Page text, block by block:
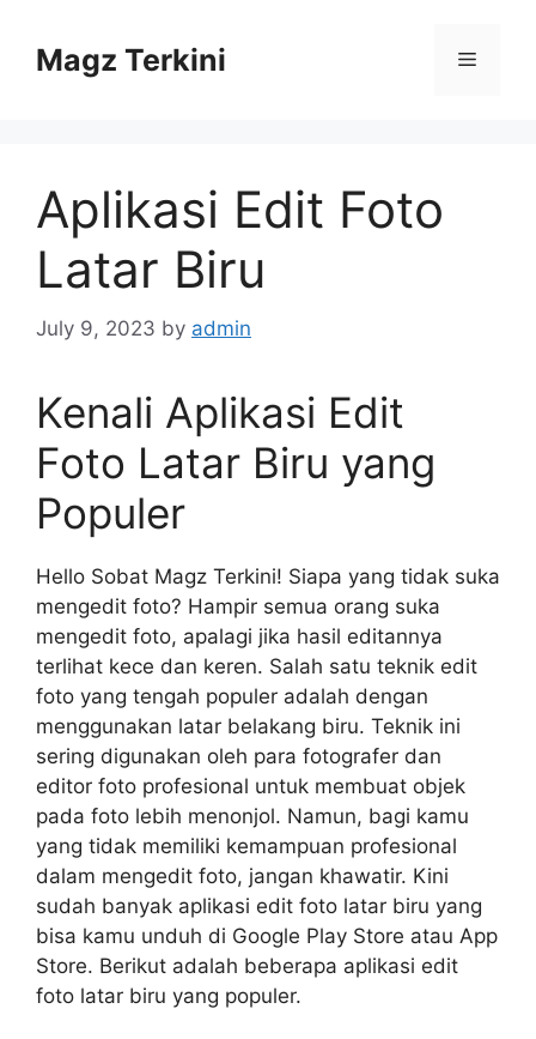
contentMagz Terkini Menu
Aplikasi Edit Foto
Latar Biru
July 9, 2023 by admin
Kenali Aplikasi Edit
Foto Latar Biru yang
Populer
Hello Sobat Magz Terkini! Siapa yang tidak suka
mengedit foto? Hampir semua orang suka
mengedit foto, apalagi jika hasil editannya
terlihat kece dan keren. Salah satu teknik edit
foto yang tengah populer adalah dengan
menggunakan latar belakang biru. Teknik ini
sering digunakan oleh para fotografer dan
editor foto profesional untuk membuat objek
pada foto lebih menonjol. Namun, bagi kamu
yang tidak memiliki kemampuan profesional
dalam mengedit foto, jangan khawatir. Kini
sudah banyak aplikasi edit foto latar biru yang
bisa kamu unduh di Google Play Store atau App
Store. Berikut adalah beberapa aplikasi edit
foto latar biru yang populer.